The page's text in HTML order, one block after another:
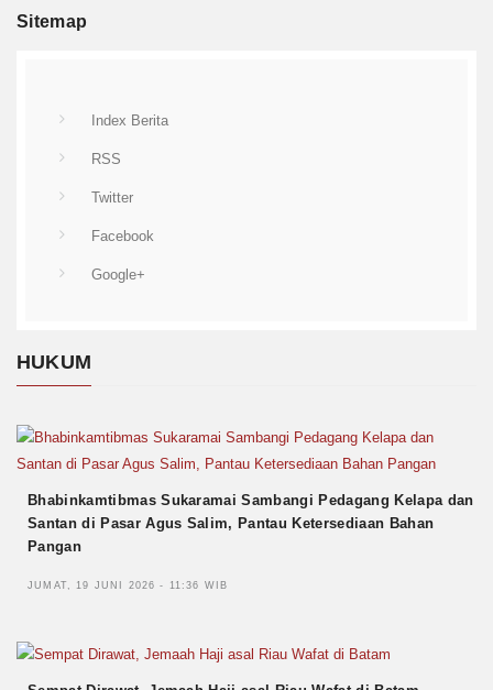
Sitemap
Index Berita
RSS
Twitter
Facebook
Google+
HUKUM
Bhabinkamtibmas Sukaramai Sambangi Pedagang Kelapa dan
Santan di Pasar Agus Salim, Pantau Ketersediaan Bahan
Pangan
JUMAT, 19 JUNI 2026 - 11:36 WIB